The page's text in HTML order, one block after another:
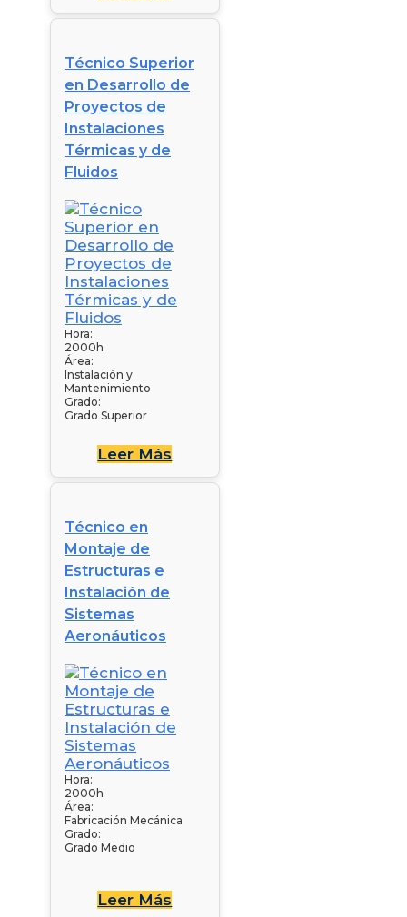
Técnico Superior
en Desarrollo de
Proyectos de
Instalaciones
Térmicas y de
Fluidos
Hora:
2000h
Área:
Instalación y
Mantenimiento
Grado:
Grado Superior
Leer Más
Técnico en
Montaje de
Estructuras e
Instalación de
Sistemas
Aeronáuticos
Hora:
2000h
Área:
Fabricación Mecánica
Grado:
Grado Medio
Leer Más